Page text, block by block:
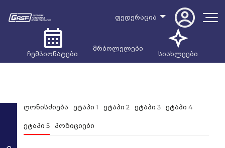
ფედერაცია
ჩემპიონატები
მრბოლელები
სიახლეები
ღონისძიება ეტაპი 1 ეტაპი 2 ეტაპი 3 ეტაპი 4
ეტაპი 5 პოზიციები